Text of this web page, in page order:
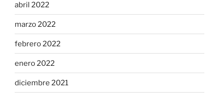
abril 2022
marzo 2022
febrero 2022
enero 2022
diciembre 2021